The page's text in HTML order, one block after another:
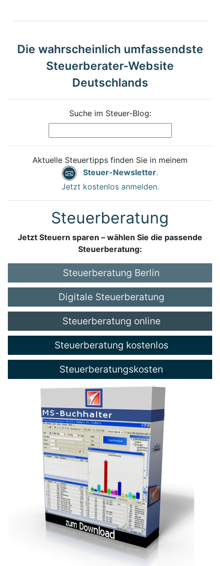
Die wahrscheinlich umfassendste
Steuerberater-Website
Deutschlands
Suche im Steuer-Blog:
Aktuelle Steuertipps finden Sie in meinem
Steuer-Newsletter.
Jetzt kostenlos anmelden.
Steuerberatung
Jetzt Steuern sparen – wählen Sie die passende
Steuerberatung:
Steuerberatung Berlin
Digitale Steuerberatung
Steuerberatung online
Steuerberatung kostenlos
Steuerberatungskosten